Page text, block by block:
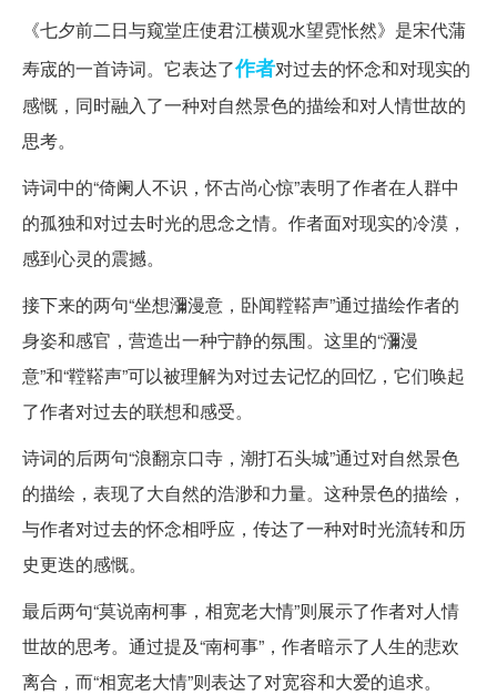
《七夕前二日与窥堂庄使君江横观水望霓怅然》是宋代蒲
寿宬的一首诗词。它表达了作者对过去的怀念和对现实的
感慨，同时融入了一种对自然景色的描绘和对人情世故的
思考。
诗词中的“倚阑人不识，怀古尚心惊”表明了作者在人群中
的孤独和对过去时光的思念之情。作者面对现实的冷漠，
感到心灵的震撼。
接下来的两句“坐想瀰漫意，卧闻鞺鞳声”通过描绘作者的
身姿和感官，营造出一种宁静的氛围。这里的“瀰漫
意”和“鞺鞳声”可以被理解为对过去记忆的回忆，它们唤起
了作者对过去的联想和感受。
诗词的后两句“浪翻京口寺，潮打石头城”通过对自然景色
的描绘，表现了大自然的浩渺和力量。这种景色的描绘，
与作者对过去的怀念相呼应，传达了一种对时光流转和历
史更迭的感慨。
最后两句“莫说南柯事，相宽老大情”则展示了作者对人情
世故的思考。通过提及“南柯事”，作者暗示了人生的悲欢
离合，而“相宽老大情”则表达了对宽容和大爱的追求。